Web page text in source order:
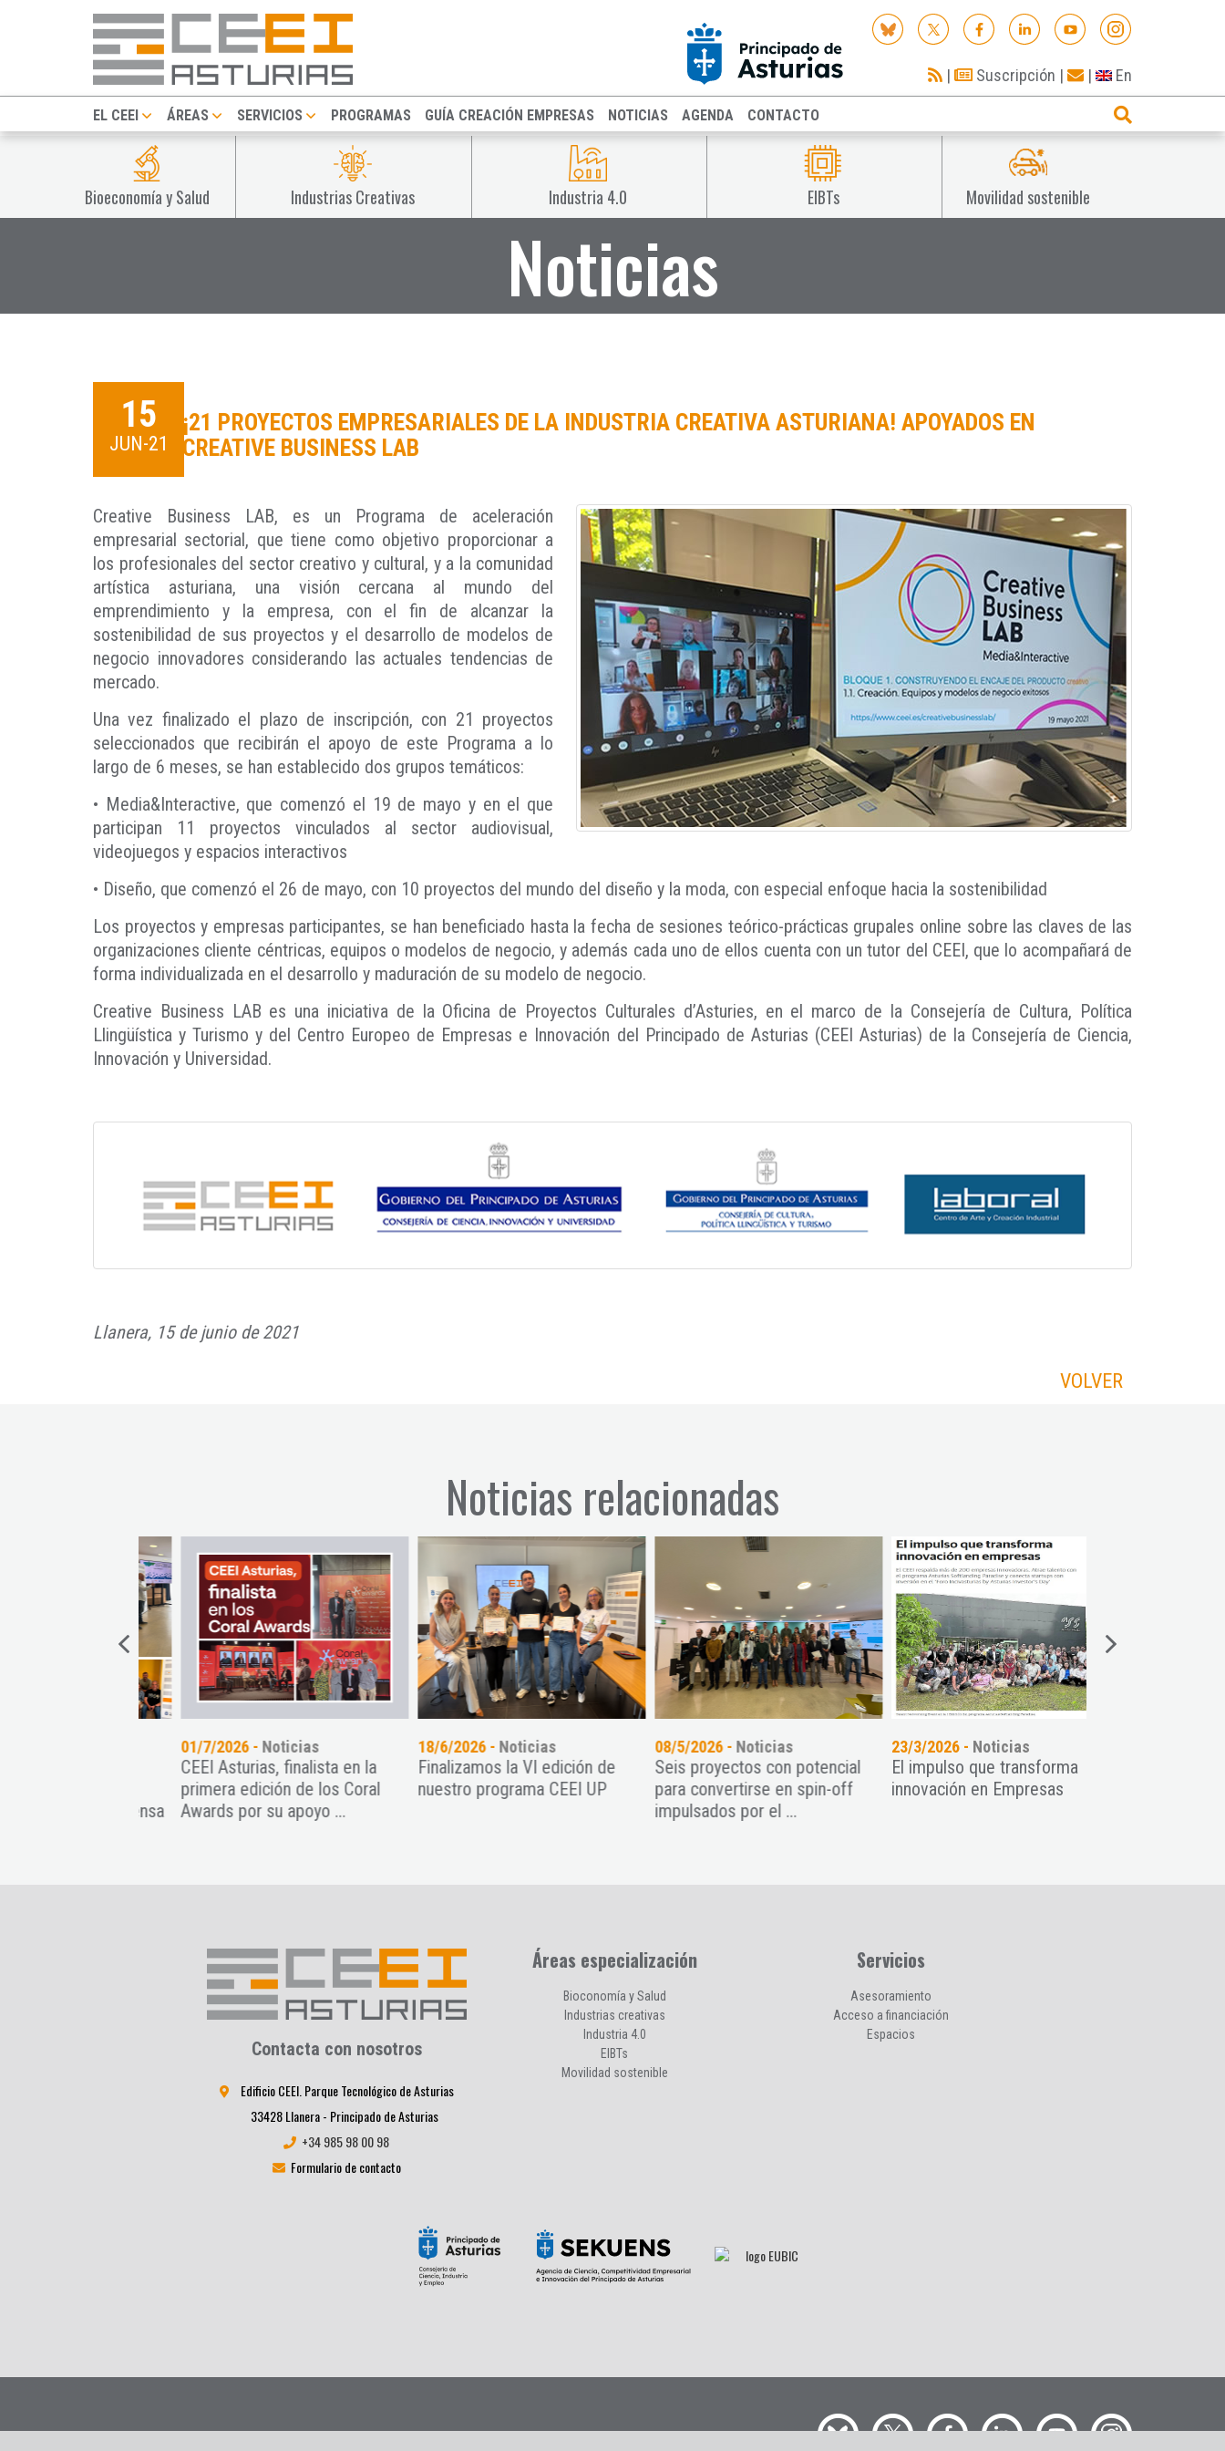
| Suscripción | | En
EL CEEI ÁREAS SERVICIOS PROGRAMAS GUÍA CREACIÓN EMPRESAS NOTICIAS AGENDA CONTACTO
Bioeconomía y Salud Industrias Creativas Industria 4.0 EIBTs Movilidad sostenible
Noticias
15
JUN-21
¡21 PROYECTOS EMPRESARIALES DE LA INDUSTRIA CREATIVA ASTURIANA! APOYADOS EN
CREATIVE BUSINESS LAB
Creative Business LAB, es un Programa de aceleración
empresarial sectorial, que tiene como objetivo proporcionar a
los profesionales del sector creativo y cultural, y a la comunidad
artística asturiana, una visión cercana al mundo del
emprendimiento y la empresa, con el fin de alcanzar la
sostenibilidad de sus proyectos y el desarrollo de modelos de
negocio innovadores considerando las actuales tendencias de
mercado.
Una vez finalizado el plazo de inscripción, con 21 proyectos
seleccionados que recibirán el apoyo de este Programa a lo
largo de 6 meses, se han establecido dos grupos temáticos:
• Media&Interactive, que comenzó el 19 de mayo y en el que
participan 11 proyectos vinculados al sector audiovisual,
videojuegos y espacios interactivos
• Diseño, que comenzó el 26 de mayo, con 10 proyectos del mundo del diseño y la moda, con especial enfoque hacia la sostenibilidad
Los proyectos y empresas participantes, se han beneficiado hasta la fecha de sesiones teórico-prácticas grupales online sobre las claves de las
organizaciones cliente céntricas, equipos o modelos de negocio, y además cada uno de ellos cuenta con un tutor del CEEI, que lo acompañará de
forma individualizada en el desarrollo y maduración de su modelo de negocio.
Creative Business LAB es una iniciativa de la Oficina de Proyectos Culturales d’Asturies, en el marco de la Consejería de Cultura, Política
Llingüística y Turismo y del Centro Europeo de Empresas e Innovación del Principado de Asturias (CEEI Asturias) de la Consejería de Ciencia,
Innovación y Universidad.
Llanera, 15 de junio de 2021
VOLVER
Noticias relacionadas
01/7/2026 -Noticias
CEEI Asturias, finalista en la
primera edición de los Coral
Awards por su apoyo ...
18/6/2026 -Noticias
Finalizamos la VI edición de
nuestro programa CEEI UP
08/5/2026 -Noticias
Seis proyectos con potencial
para convertirse en spin-off
impulsados por el ...
23/3/2026 -Noticias
El impulso que transforma
innovación en Empresas
Contacta con nosotros
Edificio CEEI. Parque Tecnológico de Asturias
33428 Llanera - Principado de Asturias
+34 985 98 00 98
Formulario de contacto
Áreas especialización
Bioconomía y Salud
Industrias creativas
Industria 4.0
EIBTs
Movilidad sostenible
Servicios
Asesoramiento
Acceso a financiación
Espacios
Informacion Legal|Política de privacidad|Política de cookies|Contacto